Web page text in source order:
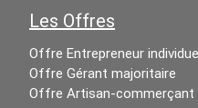
Les Offres
Offre Entrepreneur
Offre Gérant majoritaire
Offre Artisan-commerçant